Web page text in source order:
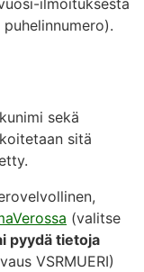
ilmoituksesta
sekä
sitä
(valitse
pyydä tietoja
VSRMUERI)